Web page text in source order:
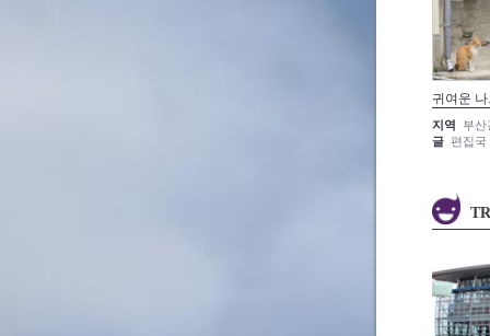
귀여운
지역
부산
글 편집국